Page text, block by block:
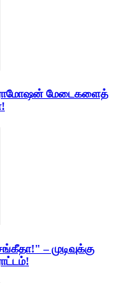
மேடைகளைத்
– முடிவுக்கு